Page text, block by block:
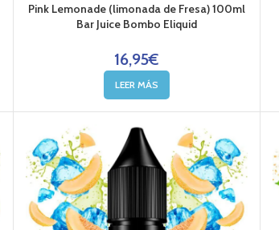
Pink Lemonade (limonada de Fresa) 100ml
Bar Juice Bombo Eliquid
16,95€
LEER MÁS